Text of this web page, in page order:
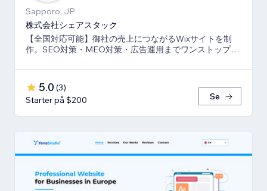
Sapporo, JP
株式会社シェアスタック
【全国対応可能】御社の売上につながるWixサイトを制
作。SEO対策・MEO対策・広告運用までワンストップ
5.0 (3)
Starter på $200
Se